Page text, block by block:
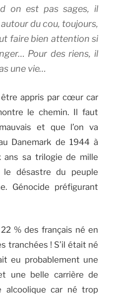
on est pas sages, il
du cou, toujours,
faire bien attention si
Pour des riens, il
une vie…
appris par cœur car
le chemin. Il faut
et que l’on va
Danemark de 1944 à
ans sa trilogie de mille
le désastre du peuple
Génocide préfigurant
% des français né en
tranchées ! S’il était né
eu probablement une
une belle carrière de
alcoolique car né trop